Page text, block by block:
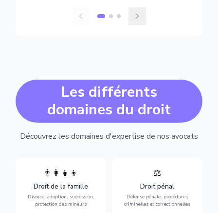
Les différents
domaines du droit
Découvrez les domaines d'expertise de nos avocats
👨‍👩‍👧‍👦
Droit de la famille
Divorce, adoption, succession,
protection des mineurs
Divorce, garde d'enfants,
adoption, succession et
protection des personnes
vulnérables.
⚖️
Droit pénal
Défense pénale, procédures
criminelles et correctionnelles
Expertise en matière pénale,
vue jusqu'au procès, pour
toute affaire correctionnelle
ou criminelle.